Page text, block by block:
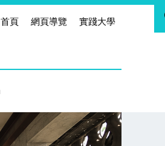
首頁 網頁導覽 實踐大學